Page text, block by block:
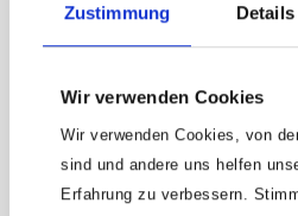
Zustimmung Details
Wir verwenden Cookies
Wir verwenden Cookies, von
sind und andere uns helfen
Erfahrung zu verbessern.